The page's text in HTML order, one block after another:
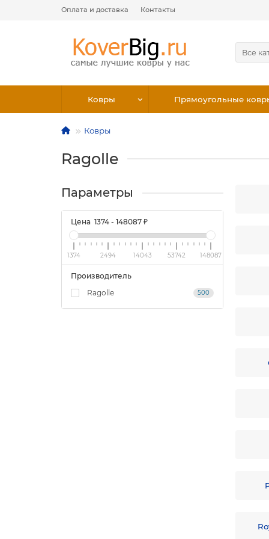
Оплата и доставка Контакты
Все
Ковры Прямоугольные
Ковры
Ragolle
Параметры
Цена 1374 - 148087 ₽
1374 2494 14043 53742 148087
Производитель
Ragolle
500